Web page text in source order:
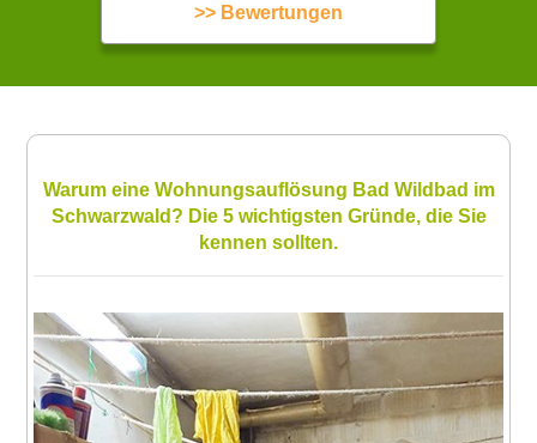
>> Bewertungen
Warum eine Wohnungsauflösung Bad Wildbad im
Schwarzwald? Die 5 wichtigsten Gründe, die Sie
kennen sollten.